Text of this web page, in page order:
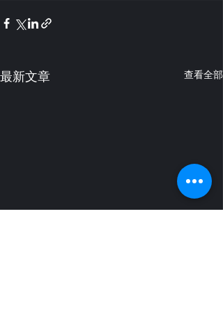
最新文章 查看全部